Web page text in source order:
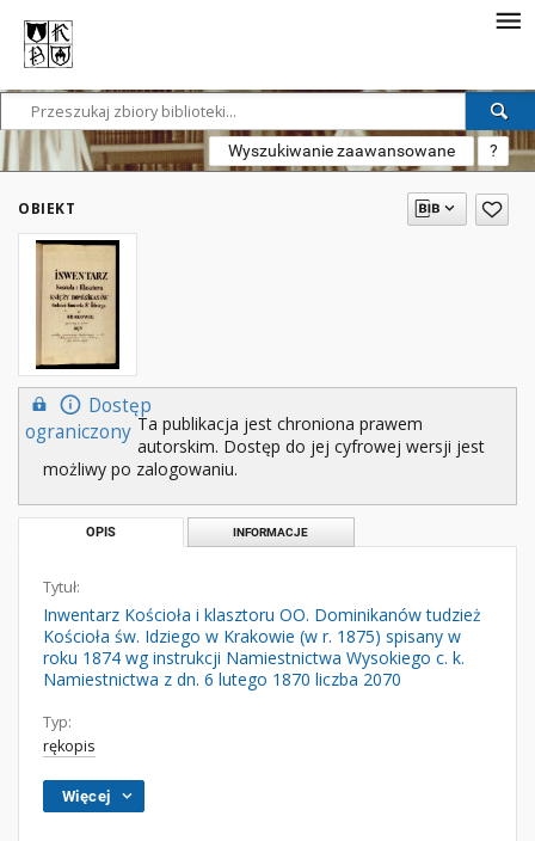
Wyszukiwanie zaawansowane ?
OBIEKT
Dostęp
ograniczony Ta publikacja jest chroniona prawem
autorskim. Dostęp do jej cyfrowej wersji jest
możliwy po zalogowaniu.
OPIS INFORMACJE
Tytuł:
Inwentarz Kościoła i klasztoru OO. Dominikanów tudzież
Kościoła św. Idziego w Krakowie (w r. 1875) spisany w
roku 1874 wg instrukcji Namiestnictwa Wysokiego c. k.
Namiestnictwa z dn. 6 lutego 1870 liczba 2070
Typ:
rękopis
Więcej